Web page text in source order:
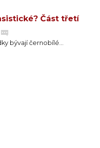
Část třetí
bývají černobílé...